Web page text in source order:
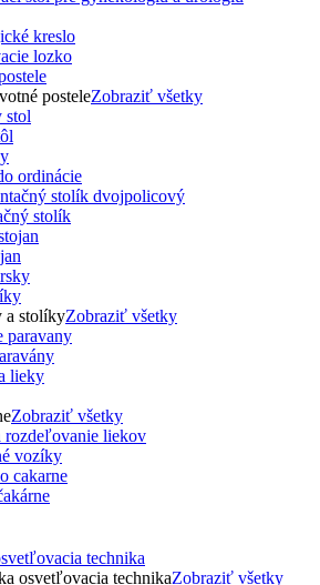
kreslo
posteleZobraziť všetky
ordinácie
stolík
a stolíkyZobraziť všetky
Zobraziť všetky
vozíky
technika
osvetľovacia technikaZobraziť všetky